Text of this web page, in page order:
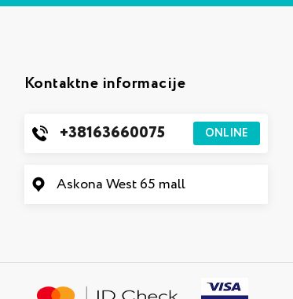
Kontaktne informacije
+38163660075 ONLINE
Askona West 65 mall